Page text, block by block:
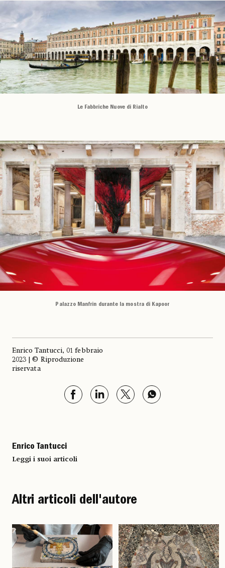
Le Fabbriche Nuove di Rialto
Palazzo Manfrin durante la mostra di Kapoor
Enrico Tantucci, 01 febbraio
2023 | © Riproduzione
riservata
Enrico Tantucci
Leggi i suoi articoli
Altri articoli dell'autore